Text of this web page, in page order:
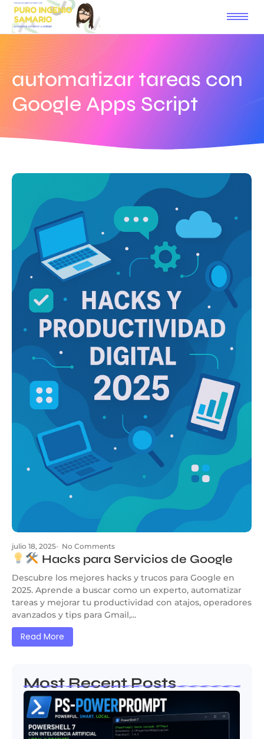
automatizar tareas con
Google Apps Script
julio 18, 2025- No Comments
Hacks para Servicios de Google
Descubre los mejores hacks y trucos para Google en
2025. Aprende a buscar como un experto, automatizar
tareas y mejorar tu productividad con atajos, operadores
avanzados y tips para Gmail,...
Read More
Most Recent Posts